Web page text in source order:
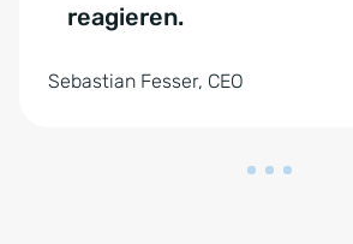
reagieren.
Sebastian Fesser, CEO